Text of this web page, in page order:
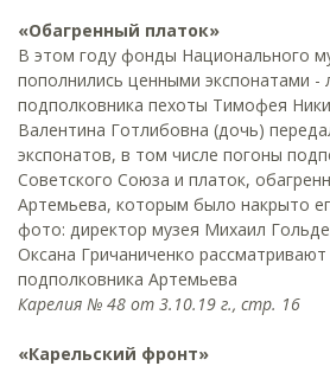
«Обагренный платок»
В этом году фонды Национального
пополнились ценными экспонатами
подполковника пехоты Тимофея
Валентина Готлибовна (дочь)
экспонатов, в том числе погоны
Советского Союза и платок,
Артемьева, которым было накрыто
фото: директор музея Михаил
Оксана Гричаниченко
подполковника Артемьева
Карелия № 48 от 3.10.19 г., стр. 16
«Карельский фронт»